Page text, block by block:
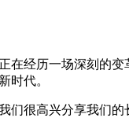
在经历一场深刻的
时代。
们很高兴分享我们